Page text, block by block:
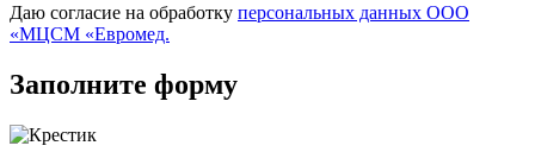
Даю согласие на обработку персональных данных ООО
«МЦСМ «Евромед.
Заполните форму